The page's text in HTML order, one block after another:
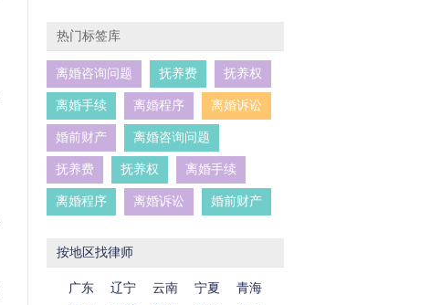
热门标签库
离婚咨询问题 抚养费 抚养权
离婚手续 离婚程序 离婚诉讼
婚前财产 离婚咨询问题
抚养费 抚养权 离婚手续
离婚程序 离婚诉讼 婚前财产
按地区找律师
广东 辽宁 云南 宁夏
青海